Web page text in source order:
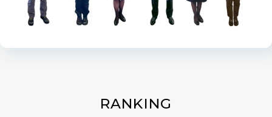
RANKING